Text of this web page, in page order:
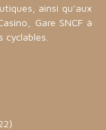
ainsi qu'aux
Gare SNCF à